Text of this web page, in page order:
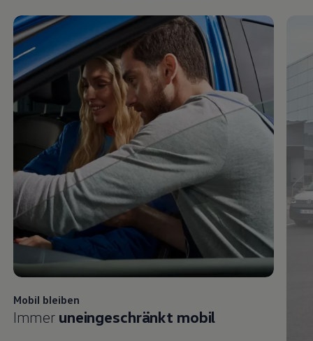
Mobil bleiben
Immer uneingeschränkt mobil